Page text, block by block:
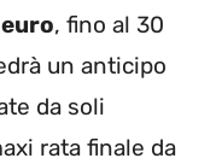
, fino al 30
un anticipo
da soli
rata finale da